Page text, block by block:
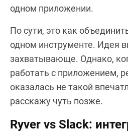
одном приложении.
По сути, это как
одном инструменте. Идея
захватывающе. Однако,
работать с приложением,
оказалась не такой
расскажу чуть позже.
Ryver vs Slack: